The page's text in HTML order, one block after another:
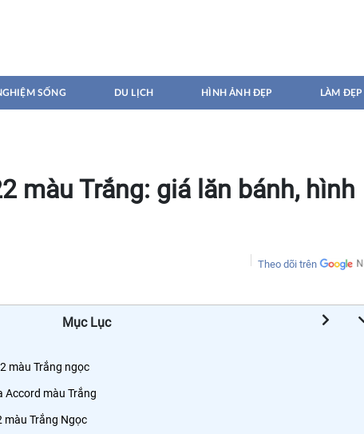
SỐNG DU LỊCH HÌNH ẢNH ĐẸP LÀM ĐẸP
màu Trắng: giá lăn bánh, hình
Theo dõi trên
Mục Lục
màu Trắng ngọc
Accord màu Trắng
màu Trắng Ngọc